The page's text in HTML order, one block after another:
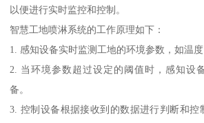
以便进行实时监控和控制。
智慧工地喷淋系统的工作原理如下：
1. 感知设备实时监测工地的环境参数，如温度
2. 当环境参数超过设定的阈值时，感知设
备。
3. 控制设备根据接收到的数据进行判断和控